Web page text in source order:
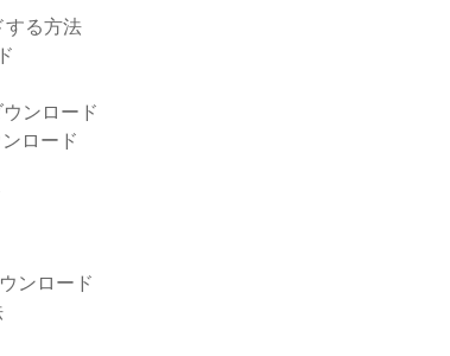
する方法
ンロード
ロード
ンロード